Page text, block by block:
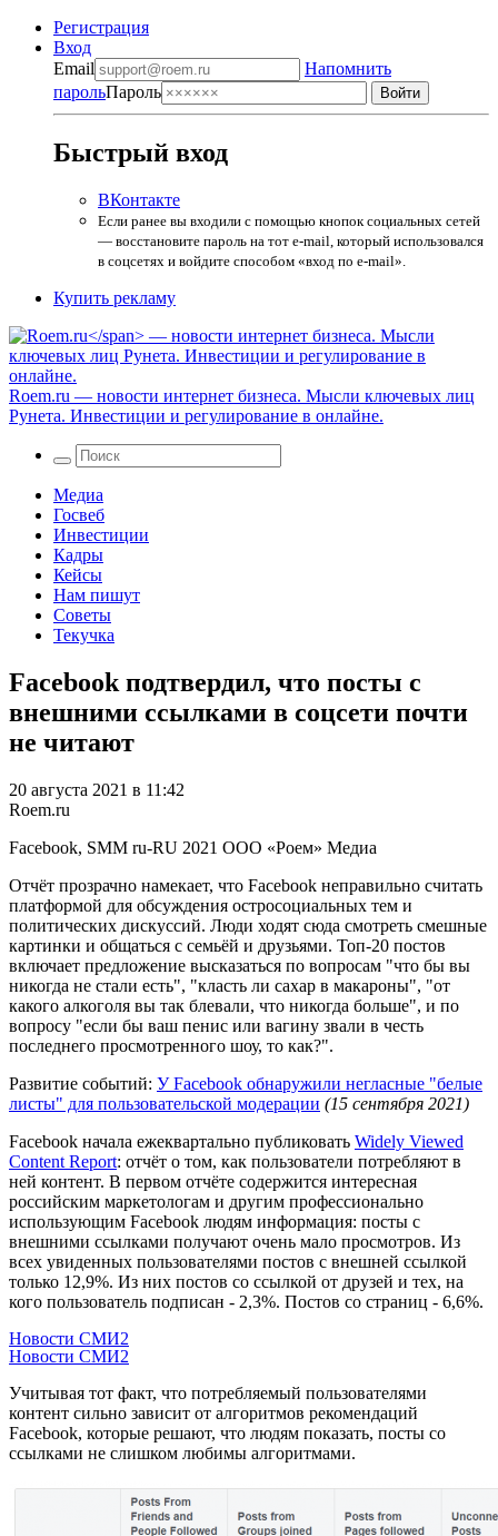
Регистрация
Вход
Email
Напомнить
парольПароль
Быстрый вход
ВКонтакте
Если ранее вы входили с помощью кнопок социальных сетей
— восстановите пароль на тот e-mail, который использовался
в соцсетях и войдите способом «вход по e-mail».
Купить рекламу
Roem.ru — новости интернет бизнеса. Мысли ключевых лиц
Рунета. Инвестиции и регулирование в онлайне.
Медиа
Госвеб
Инвестиции
Кадры
Кейсы
Нам пишут
Советы
Текучка
Facebook подтвердил, что посты с
внешними ссылками в соцсети почти
не читают
20 августа 2021 в 11:42
Roem.ru
Facebook, SMM ru-RU 2021 ООО «Роем» Медиа
Отчёт прозрачно намекает, что Facebook неправильно считать
платформой для обсуждения остросоциальных тем и
политических дискуссий. Люди ходят сюда смотреть смешные
картинки и общаться с семьёй и друзьями. Топ-20 постов
включает предложение высказаться по вопросам "что бы вы
никогда не стали есть", "класть ли сахар в макароны", "от
какого алкоголя вы так блевали, что никогда больше", и по
вопросу "если бы ваш пенис или вагину звали в честь
последнего просмотренного шоу, то как?".
Развитие событий: У Facebook обнаружили негласные "белые
листы" для пользовательской модерации (15 сентября 2021)
Facebook начала ежеквартально публиковать Widely Viewed
Content Report: отчёт о том, как пользователи потребляют в
ней контент. В первом отчёте содержится интересная
российским маркетологам и другим профессионально
использующим Facebook людям информация: посты с
внешними ссылками получают очень мало просмотров. Из
всех увиденных пользователями постов с внешней ссылкой
только 12,9%. Из них постов со ссылкой от друзей и тех, на
кого пользователь подписан - 2,3%. Постов со страниц - 6,6%.
Новости СМИ2
Новости СМИ2
Учитывая тот факт, что потребляемый пользователями
контент сильно зависит от алгоритмов рекомендаций
Facebook, которые решают, что людям показать, посты со
ссылками не слишком любимы алгоритмами.